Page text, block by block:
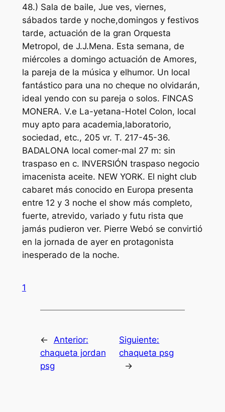
48.) Sala de baile, Jue ves, viernes,
sábados tarde y noche,domingos y festivos
tarde, actuación de la gran Orquesta
Metropol, de J.J.Mena. Esta semana, de
miércoles a domingo actuación de Amores,
la pareja de la música y elhumor. Un local
fantástico para una no cheque no olvidarán,
ideal yendo con su pareja o solos. FINCAS
MONERA. V.e La-yetana-Hotel Colon, local
muy apto para academia,laboratorio,
sociedad, etc., 205 vr. T. 217-45-36.
BADALONA local comer-mal 27 m: sin
traspaso en c. INVERSIÓN traspaso negocio
imacenista aceite. NEW YORK. El night club
cabaret más conocido en Europa presenta
entre 12 y 3 noche el show más completo,
fuerte, atrevido, variado y futu rista que
jamás pudieron ver. Pierre Webó se convirtió
en la jornada de ayer en protagonista
inesperado de la noche.
1
← Anterior:
chaqueta jordan
psg
Siguiente:
chaqueta psg
→